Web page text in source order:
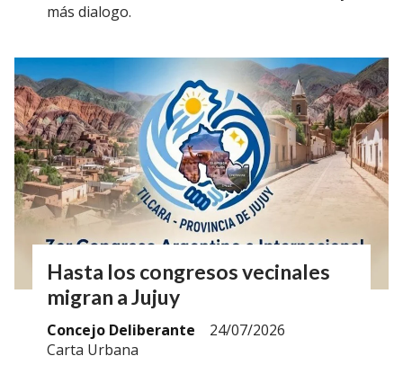
más dialogo.
Hasta los congresos vecinales
migran a Jujuy
Carta Urbana
Concejo Deliberante 24/07/2026